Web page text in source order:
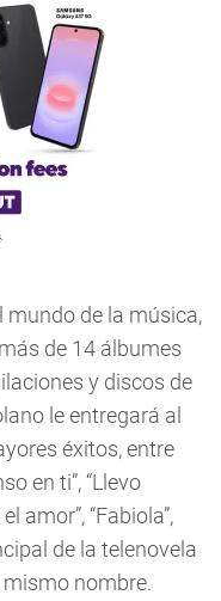
mundo de la música,
de 14 álbumes
y discos de
le entregará al
éxitos, entre
en ti”, “Llevo
amor”, “Fabiola”,
de la telenovela
mismo nombre.